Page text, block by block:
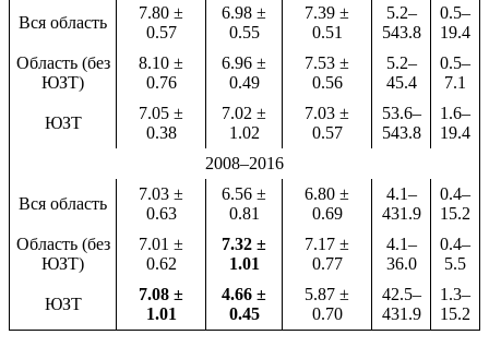
Вся область
7.80 ±
0.57
6.98 ±
0.55
7.39 ±
0.51
5.2–
543.8
0.5–
19.4
Область (без
ЮЗТ)
8.10 ±
0.76
6.96 ±
0.49
7.53 ±
0.56
5.2–
45.4
0.5–
7.1
ЮЗТ
7.05 ±
0.38
7.02 ±
1.02
7.03 ±
0.57
53.6–
543.8
1.6–
19.4
2008–2016
Вся область
7.03 ±
0.63
6.56 ±
0.81
6.80 ±
0.69
4.1–
431.9
0.4–
15.2
Область (без
ЮЗТ)
7.01 ±
0.62
7.32 ±
1.01
7.17 ±
0.77
4.1–
36.0
0.4–
5.5
ЮЗТ
7.08 ±
1.01
4.66 ±
0.45
5.87 ±
0.70
42.5–
431.9
1.3–
15.2